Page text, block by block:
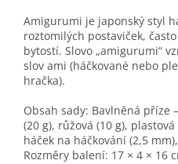
Amigurumi je japonský styl
roztomilých postaviček,
bytostí. Slovo „amigurumi“
slov ami (háčkované nebo
hračka).
Obsah sady: Bavlněná příze
(20 g), růžová (10 g),
háček na háčkování (2,5
Rozměry balení: 17 × 4 × 16